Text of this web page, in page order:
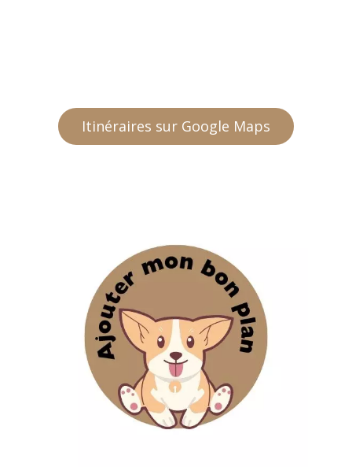
Itinéraires sur Google Maps